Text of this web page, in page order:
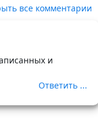
все комментарии
и
Ответить ...